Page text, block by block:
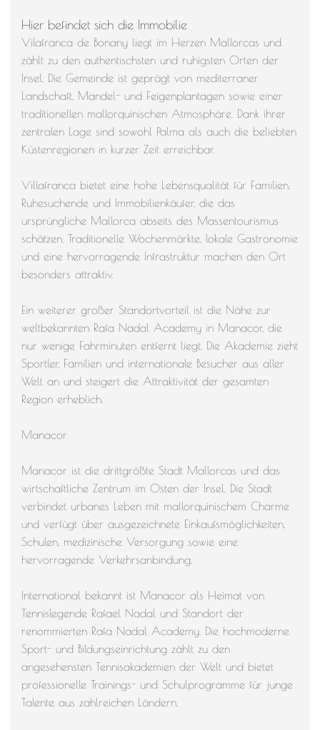
Hier befindet sich die Immobilie
Vilafranca de Bonany liegt im Herzen Mallorcas und
zählt zu den authentischsten und ruhigsten Orten der
Insel. Die Gemeinde ist geprägt von mediterraner
Landschaft, Mandel- und Feigenplantagen sowie einer
traditionellen mallorquinischen Atmosphäre. Dank ihrer
zentralen Lage sind sowohl Palma als auch die beliebten
Küstenregionen in kurzer Zeit erreichbar.
Villafranca bietet eine hohe Lebensqualität für Familien,
Ruhesuchende und Immobilienkäufer, die das
ursprüngliche Mallorca abseits des Massentourismus
schätzen. Traditionelle Wochenmärkte, lokale Gastronomie
und eine hervorragende Infrastruktur machen den Ort
besonders attraktiv.
Ein weiterer großer Standortvorteil ist die Nähe zur
weltbekannten Rafa Nadal Academy in Manacor, die
nur wenige Fahrminuten entfernt liegt. Die Akademie zieht
Sportler, Familien und internationale Besucher aus aller
Welt an und steigert die Attraktivität der gesamten
Region erheblich.
Manacor
Manacor ist die drittgrößte Stadt Mallorcas und das
wirtschaftliche Zentrum im Osten der Insel. Die Stadt
verbindet urbanes Leben mit mallorquinischem Charme
und verfügt über ausgezeichnete Einkaufsmöglichkeiten,
Schulen, medizinische Versorgung sowie eine
hervorragende Verkehrsanbindung.
International bekannt ist Manacor als Heimat von
Tennislegende Rafael Nadal und Standort der
renommierten Rafa Nadal Academy. Die hochmoderne
Sport- und Bildungseinrichtung zählt zu den
angesehensten Tennisakademien der Welt und bietet
professionelle Trainings- und Schulprogramme für junge
Talente aus zahlreichen Ländern.